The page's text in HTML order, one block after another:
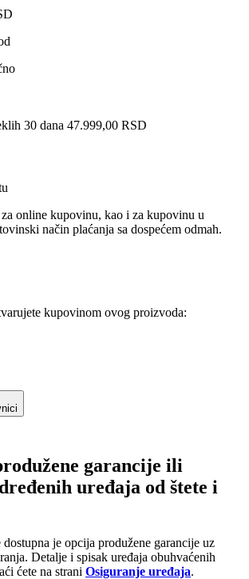
30 dana 47.999,00 RSD
online kupovinu, kao i za kupovinu u
način plaćanja sa dospećem odmah.
kupovinom ovog proizvoda:
garancije ili
uređaja od štete i
dostupna je opcija produžene garancije uz
Detalje i spisak uređaja obuhvaćenih
ćete na strani Osiguranje uređaja.